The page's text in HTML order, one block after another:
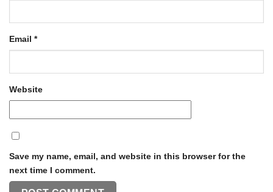
Email *
Website
Save my name, email, and website in this browser for the
next time I comment.